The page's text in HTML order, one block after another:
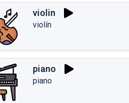
violin
violín
piano
piano